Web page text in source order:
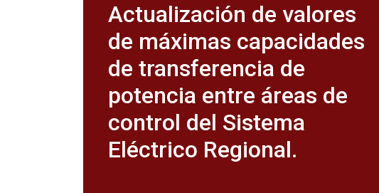
Actualización de valores
de máximas capacidades
de transferencia de
potencia entre áreas de
control del Sistema
Eléctrico Regional.